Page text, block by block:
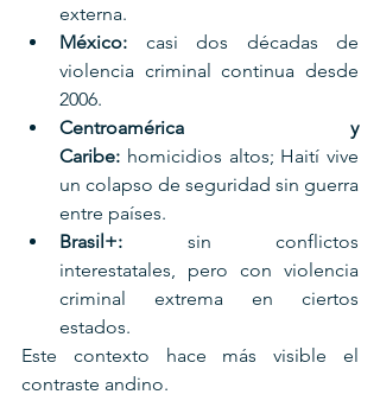
externa.
México: casi dos décadas de
violencia criminal continua desde
2006.
Centroamérica y
Caribe: homicidios altos; Haití vive
un colapso de seguridad sin guerra
entre países.
Brasil+: sin conflictos
interestatales, pero con violencia
criminal extrema en ciertos
estados.
Este contexto hace más visible el
contraste andino.